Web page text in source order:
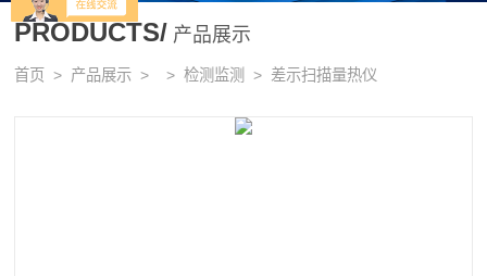
PRODUCTS/ 产品展示
首页 > 产品展示 > >检测监测 > 差示扫描量热仪